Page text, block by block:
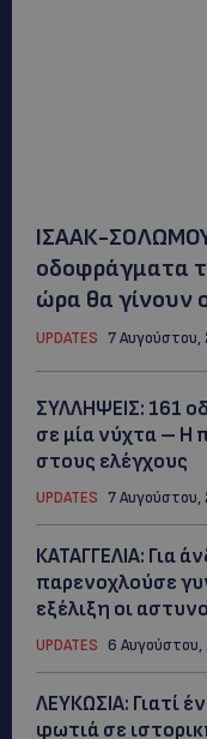
ΙΣΑΑΚ-
οδοφράγματα
ώρα θα γίνουν
UPDATES 7 Αυγούστου,
ΣΥΛΛΗΨΕΙΣ: 161
σε μία νύχτα – Η
στους ελέγχους
UPDATES 7 Αυγούστου,
ΚΑΤΑΓΓΕΛΙΑ: Για
παρενοχλούσε
εξέλιξη οι
UPDATES 6 Αυγούστου,
ΛΕΥΚΩΣΙΑ: Γιατί
φωτιά σε